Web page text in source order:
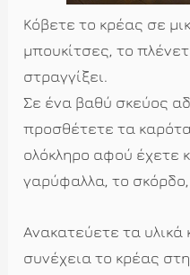
Κόβετε το κρέας σε
μπουκίτσες, το
στραγγίξει.
Σε ένα βαθύ σκεύος
προσθέτετε τα
ολόκληρο αφού έχετε
γαρύφαλλα, το σκόρδο,
Ανακατεύετε τα
συνέχεια το κρέας